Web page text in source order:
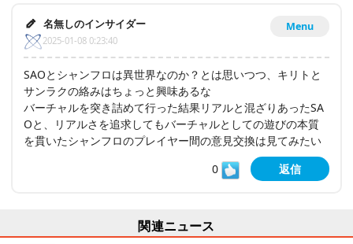
Menu
名無しのインサイダー
2025-01-08 0:23:40
SAOとシャンフロは異世界なのか？とは思いつつ、キリトと
サンラクの絡みはちょっと興味あるな
バーチャルを突き詰めて行った結果リアルと混ざりあったSA
Oと、リアルさを追求してもバーチャルとしての遊びの本質
を貫いたシャンフロのプレイヤー間の意見交換は見てみたい
0
返信
関連ニュース